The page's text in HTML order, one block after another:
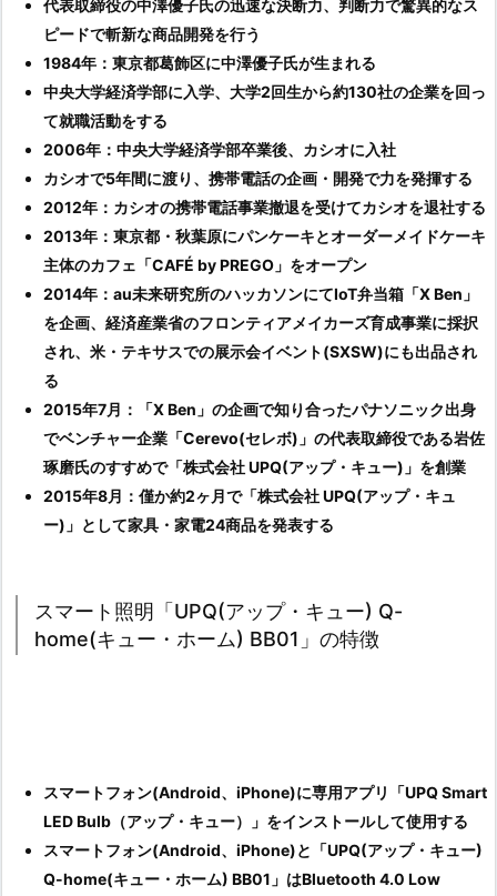
代表取締役の中澤優子氏の迅速な決断力、判断力で驚異的なス
ピードで斬新な商品開発を行う
1984年：東京都葛飾区に中澤優子氏が生まれる
中央大学経済学部に入学、大学2回生から約130社の企業を回っ
て就職活動をする
2006年：中央大学経済学部卒業後、カシオに入社
カシオで5年間に渡り、携帯電話の企画・開発で力を発揮する
2012年：カシオの携帯電話事業撤退を受けてカシオを退社する
2013年：東京都・秋葉原にパンケーキとオーダーメイドケーキ
主体のカフェ「CAFÉ by PREGO」をオープン
2014年：au未来研究所のハッカソンにてIoT弁当箱「X Ben」
を企画、経済産業省のフロンティアメイカーズ育成事業に採択
され、米・テキサスでの展示会イベント(SXSW)にも出品され
る
2015年7月：「X Ben」の企画で知り合ったパナソニック出身
でベンチャー企業「Cerevo(セレボ)」の代表取締役である岩佐
琢磨氏のすすめで「株式会社 UPQ(アップ・キュー)」を創業
2015年8月：僅か約2ヶ月で「株式会社 UPQ(アップ・キュ
ー)」として家具・家電24商品を発表する
スマート照明「UPQ(アップ・キュー) Q-
home(キュー・ホーム) BB01」の特徴
スマートフォン(Android、iPhone)に専用アプリ「UPQ Smart
LED Bulb（アップ・キュー）」をインストールして使用する
スマートフォン(Android、iPhone)と「UPQ(アップ・キュー)
Q-home(キュー・ホーム) BB01」はBluetooth 4.0 Low